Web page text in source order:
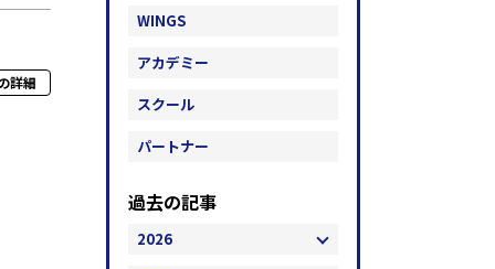
詳細
WINGS
アカデミー
スクール
パートナー
過去の記事
2026